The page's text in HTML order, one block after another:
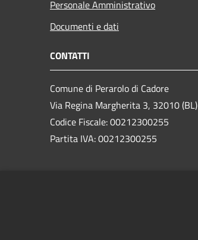
Personale Amministrativo
Documenti e dati
CONTATTI
Comune di Perarolo di Cadore
Via Regina Margherita 3, 32010 (BL)
Codice Fiscale: 00212300255
Partita IVA: 00212300255